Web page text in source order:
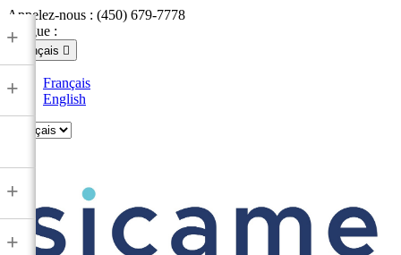
Appelez-nous : (450) 679-7778
Langue :
Français 
Français
English
+
+
+
+